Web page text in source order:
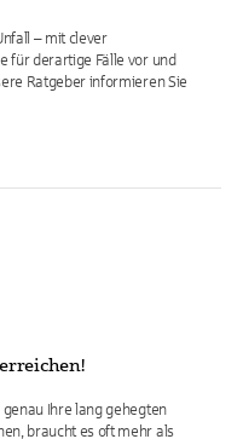
– mit clever
für derartige Fälle vor und
Ratgeber informieren Sie
genau Ihre lang gehegten
braucht es oft mehr als